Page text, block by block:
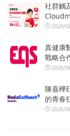
社群觸
2026/
真健康
戰略合
2026/
陳嘉樺
的青春
2026/